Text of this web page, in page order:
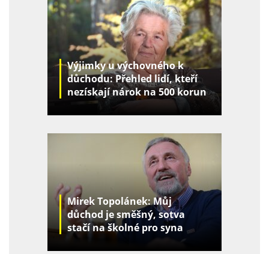
Výjimky u výchovného k
důchodu: Přehled lidí, kteří
nezískají nárok na 500 korun
za děti
Mirek Topolánek: Můj
důchod je směšný, sotva
stačí na školné pro syna